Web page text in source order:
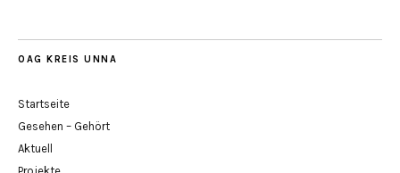
OAG KREIS UNNA
Startseite
Gesehen – Gehört
Aktuell